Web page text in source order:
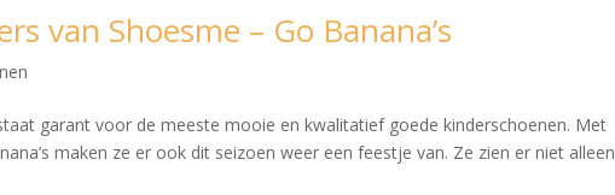
van Shoesme – Go Banana’s
garant voor de meeste mooie en kwalitatief goede kinderschoenen. Met
maken ze er ook dit seizoen weer een feestje van. Ze zien er niet alleen